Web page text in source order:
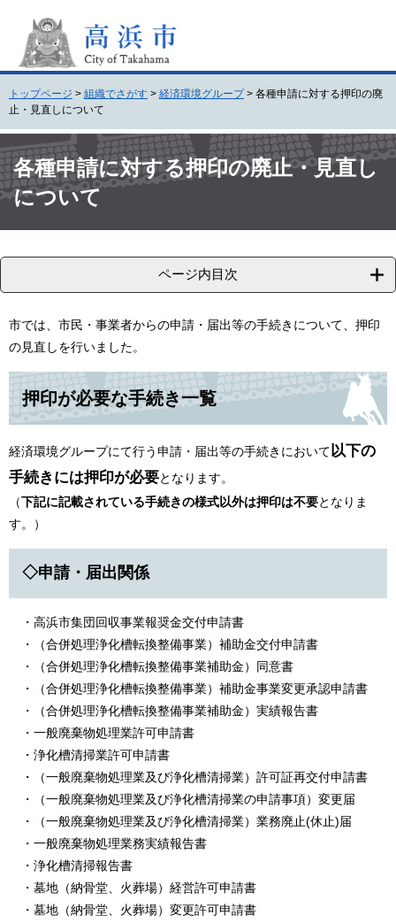
頭
。
飛
て
本
文
トップページ > 組織でさがす > 経済環境グループ > 各種申請に対する押印の廃
止・見直しについて
文各種申請に対する押印の廃止・見直し
について
ページ内目次
市では、市民・事業者からの申請・届出等の手続きについて、押印
の見直しを行いました。
押印が必要な手続き一覧
経済環境グループにて行う申請・届出等の手続きにおいて以下の
手続きには押印が必要となります。
（下記に記載されている手続きの様式以外は押印は不要となりま
す。）
◇申請・届出関係
​・高浜市集団回収事業報奨金交付申請書
​ ・（合併処理浄化槽転換整備事業）補助金交付申請書
・（合併処理浄化槽転換整備事業補助金）同意書
​ ・（合併処理浄化槽転換整備事業）補助金事業変更承認申請書
​ ・（合併処理浄化槽転換整備事業補助金）実績報告書
・一般廃棄物処理業許可申請書
・浄化槽清掃業許可申請書
・（一般廃棄物処理業及び浄化槽清掃業）許可証再交付申請書
​ ・（一般廃棄物処理業及び浄化槽清掃業の申請事項）変更届
・（一般廃棄物処理業及び浄化槽清掃業）業務廃止(休止)届
​ ・一般廃棄物処理業務実績報告書
・浄化槽清掃報告書
​ ・墓地（納骨堂、火葬場）経営許可申請書
​ ・墓地（納骨堂、火葬場）変更許可申請書